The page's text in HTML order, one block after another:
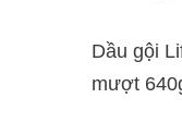
Dầu gội
mượt